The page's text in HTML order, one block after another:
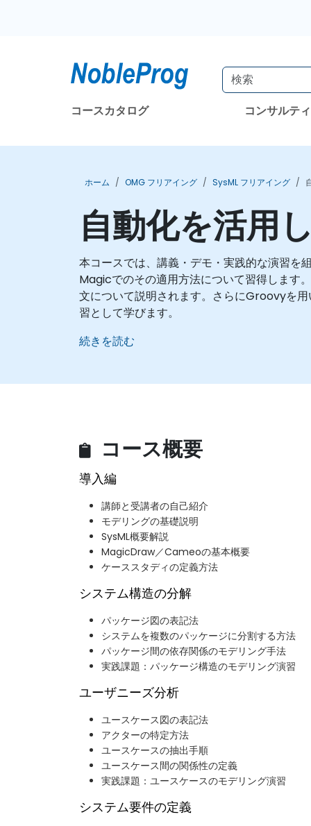
コースカタログ コンサルテ
ホーム OMG フリアイング SysML フリアイング
自動化を活用
本コースでは、講義・デモ・実践的な演習を
Magicでのその適用方法について習得します
文について説明されます。さらにGroovyを
習として学びます。
続きを読む
コース概要
導入編
講師と受講者の自己紹介
モデリングの基礎説明
SysML概要解説
MagicDraw／Cameoの基本概要
ケーススタディの定義方法
システム構造の分解
パッケージ図の表記法
システムを複数のパッケージに分割する方法
パッケージ間の依存関係のモデリング手法
実践課題：パッケージ構造のモデリング演習
ユーザニーズ分析
ユースケース図の表記法
アクターの特定方法
ユースケースの抽出手順
ユースケース間の関係性の定義
実践課題：ユースケースのモデリング演習
システム要件の定義